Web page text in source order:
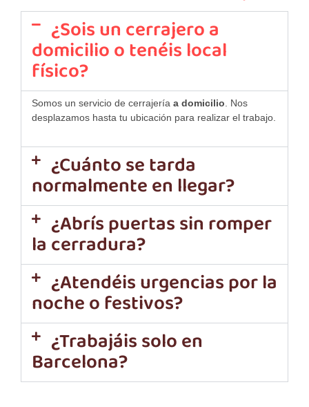
¿Sois un cerrajero a
domicilio o tenéis local
físico?
Somos un servicio de cerrajería a domicilio . Nos
desplazamos hasta tu ubicación para realizar el trabajo.
¿Cuánto se tarda
normalmente en llegar?
¿Abrís puertas sin romper
la cerradura?
¿Atendéis urgencias por la
noche o festivos?
¿Trabajáis solo en
Barcelona?